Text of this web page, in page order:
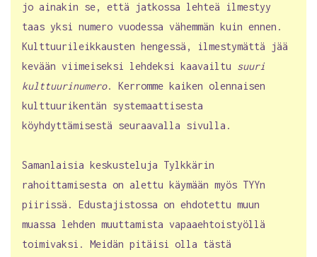
jo ainakin se, että jatkossa lehteä ilmestyy
taas yksi numero vuodessa vähemmän kuin ennen.
Kulttuurileikkausten hengessä, ilmestymättä jää
kevään viimeiseksi lehdeksi kaavailtu suuri
kulttuurinumero. Kerromme kaiken olennaisen
kulttuurikentän systemaattisesta
köyhdyttämisestä seuraavalla sivulla.
Samanlaisia keskusteluja Tylkkärin
rahoittamisesta on alettu käymään myös TYYn
piirissä. Edustajistossa on ehdotettu muun
muassa lehden muuttamista vapaaehtoistyöllä
toimivaksi. Meidän pitäisi olla tästä